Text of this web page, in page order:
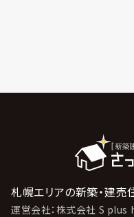
札幌エリアの新築・建
運営会社：株式会社 S plus